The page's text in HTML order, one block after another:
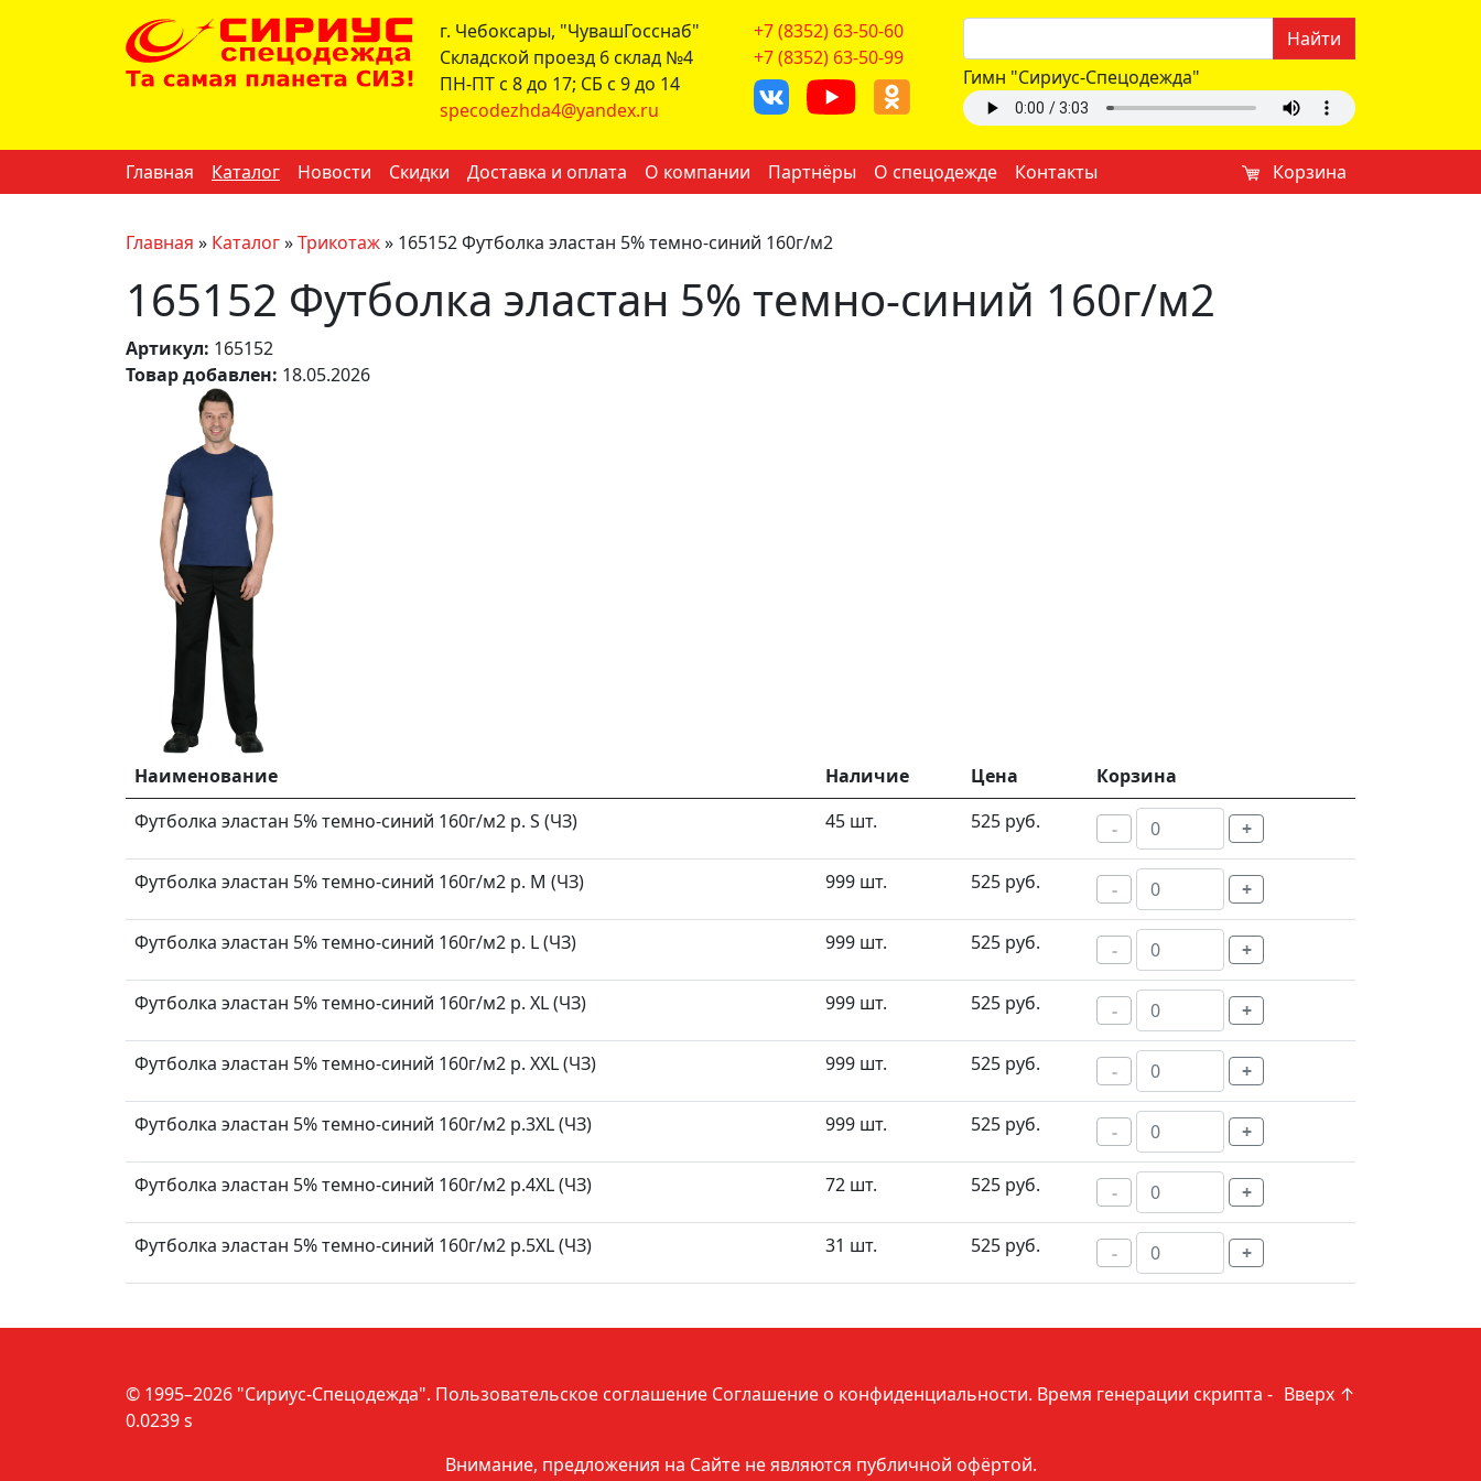
г. Чебоксары, "ЧувашГосснаб"
Складской проезд 6 склад №4
ПН-ПТ с 8 до 17; СБ с 9 до 14
specodezhda4@yandex.ru
+7 (8352) 63-50-60
+7 (8352) 63-50-99
Найти
Гимн "Сириус-Спецодежда"
Главная Каталог Новости Скидки Доставка и оплата О компании Партнёры О спецодежде Контакты Корзина
Главная » Каталог»Трикотаж» 165152 Футболка эластан 5% темно-синий 160г/м2
165152 Футболка эластан 5% темно-синий 160г/м2
Артикул: 165152
Товар добавлен: 18.05.2026
Наименование Наличие Цена
Корзина
Футболка эластан 5% темно-синий 160г/м2 р. S (ЧЗ)
45 шт. 525 руб. - +
Футболка эластан 5% темно-синий 160г/м2 р. M (ЧЗ) 999 шт. 525 руб. - +
Футболка эластан 5% темно-синий 160г/м2 р. L (ЧЗ) 999 шт. 525 руб. - +
Футболка эластан 5% темно-синий 160г/м2 р. XL (ЧЗ) 999 шт. 525 руб. - +
Футболка эластан 5% темно-синий 160г/м2 р. XXL (ЧЗ) 999 шт. 525 руб. - +
Футболка эластан 5% темно-синий 160г/м2 р.3XL (ЧЗ) 999 шт. 525 руб. - +
Футболка эластан 5% темно-синий 160г/м2 р.4XL (ЧЗ) 72 шт. 525 руб. - +
Футболка эластан 5% темно-синий 160г/м2 р.5XL (ЧЗ) 31 шт. 525 руб. - +
Вверх ↑
© 1995–2026 "Сириус-Спецодежда". Пользовательское соглашение Соглашение о конфиденциальности. Время генерации скрипта -
0.0239 s
Внимание, предложения на Сайте не являются публичной офёртой.